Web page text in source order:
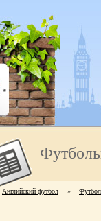
Английский футбол »